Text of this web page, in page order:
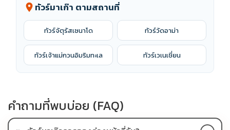
location_on ทัวร์มาเก๊า ตามสถานที่
ทัวร์จัตุรัสเซนาโด ทัวร์วัดอาม่า
ทัวร์เจ้าแม่กวนอิมริมทะเล ทัวร์เวเนเชี่ยน
คำถามที่พบบ่อย (FAQ)